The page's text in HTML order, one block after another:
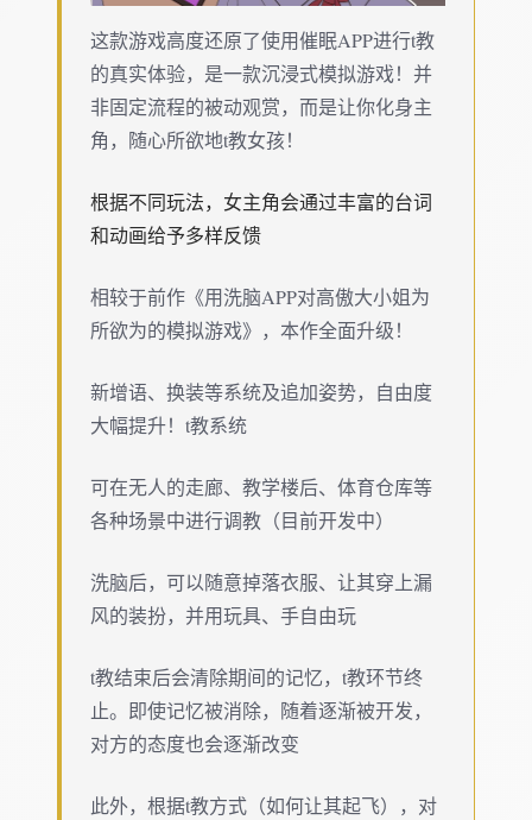
这款游戏高度还原了使用催眠APP进行t教
的真实体验，是一款沉浸式模拟游戏！并
非固定流程的被动观赏，而是让你化身主
角，随心所欲地t教女孩！
根据不同玩法，女主角会通过丰富的台词
和动画给予多样反馈
相较于前作《用洗脑APP对高傲大小姐为
所欲为的模拟游戏》，本作全面升级！
新增语、换装等系统及追加姿势，自由度
大幅提升！t教系统
可在无人的走廊、教学楼后、体育仓库等
各种场景中进行调教（目前开发中）
洗脑后，可以随意掉落衣服、让其穿上漏
风的装扮，并用玩具、手自由玩
t教结束后会清除期间的记忆，t教环节终
止。即使记忆被消除，随着逐渐被开发，
对方的态度也会逐渐改变
此外，根据t教方式（如何让其起飞），对